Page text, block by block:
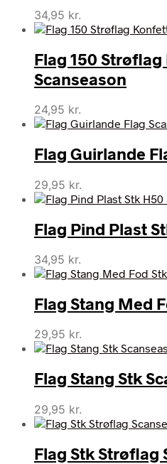
34,95 kr.
Flag 150
Scanseason
24,95 kr.
Flag Guirlande
29,95 kr.
Flag Pind Plast
34,95 kr.
Flag Stang Med
29,95 kr.
Flag Stang Stk
29,95 kr.
Flag Stk Strøflag